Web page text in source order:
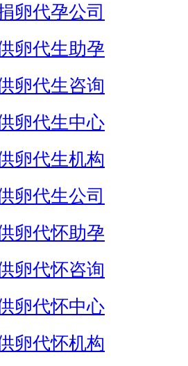
卵代孕公司
卵代生助孕
卵代生咨询
卵代生中心
卵代生机构
卵代生公司
卵代怀助孕
卵代怀咨询
卵代怀中心
卵代怀机构